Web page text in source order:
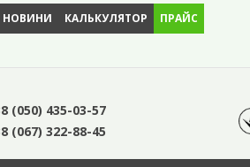
НОВИНИ КАЛЬКУЛЯТОР ПРАЙС
(050) 435-03-57
(067) 322-88-45